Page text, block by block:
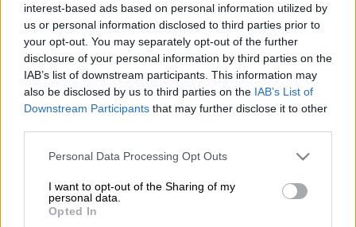
interest-based ads based on personal information utilized by
us or personal information disclosed to third parties prior to
your opt-out. You may separately opt-out of the further
disclosure of your personal information by third parties on the
IAB’s list of downstream participants. This information may
also be disclosed by us to third parties on the IAB’s List of
Downstream Participants that may further disclose it to other
Please note that this website/app uses one or more Google
not limited to your visit or usage behaviour. You may click to
grant or deny consent to Google and its third-party tags to
use your data for below specified purposes in below Google
Personal Data Processing Opt Outs
I want to opt-out of the Sharing of my
personal data.
Opted In
Θανατηφόρο τροχαίο σημειώθηκε σήμερα
(25/12) τα ξημερώματα στο Νησέλλι
Ημαθίας, όταν επιβατικό αυτοκίνητο που
οδηγούσε 22χρονος συγκρούστηκε με άλλο
αυτοκίνητο που οδηγούσε ένας 24χρονος.
Ένας νεκρός και 4 τραυματίες
ο 22χρονος οδηγός
τραυματίστηκε θανάσιμα, ενώ
τραυματίστηκε και ένας 20χρονος που